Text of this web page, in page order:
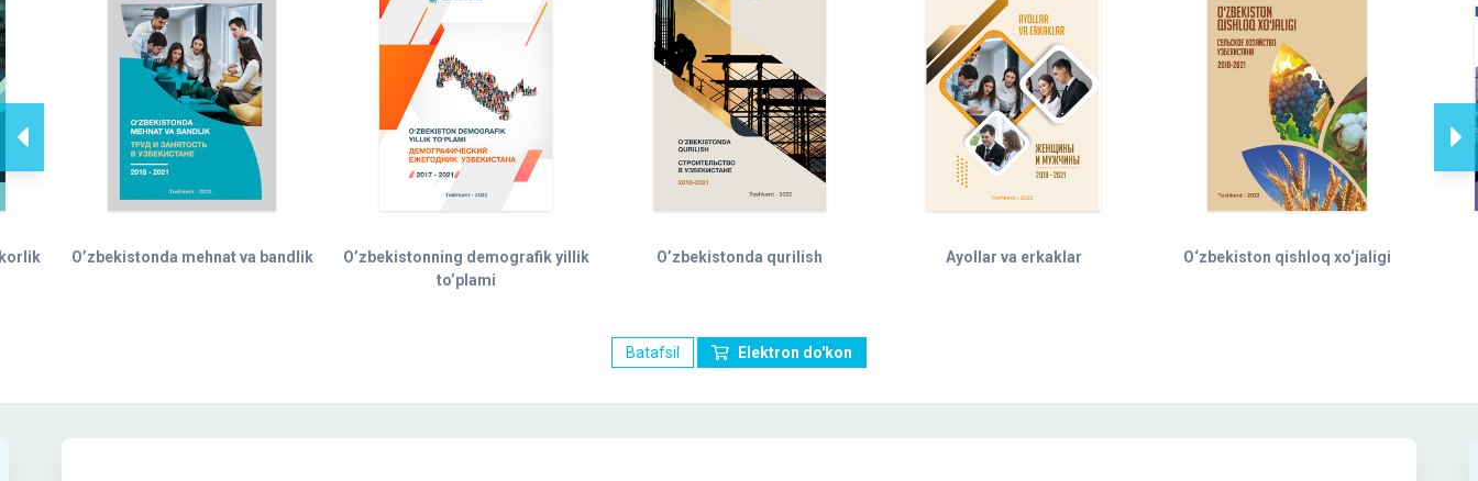
Buxoro tumani ijtimoiy-iqtisodiy
koʻrsatkichlari (2025- yil yanvar-iyun)
O’zbekistonda mehnat va bandlik
O’zbekistonning demografik yillik
to’plami
O’zbekistonda qurilish Ayollar va erkaklar O‘zbekiston qishloq xo‘jаligi
Batafsil Elektron do'kon